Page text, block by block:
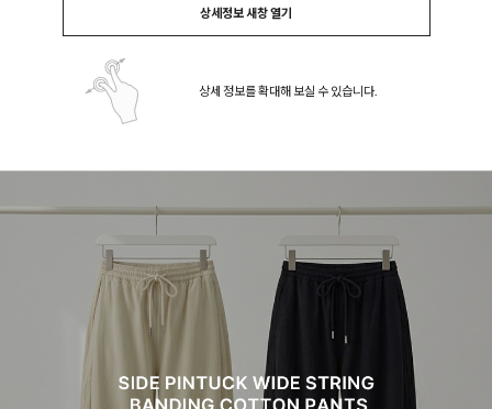
상세정보 새창 열기
상세 정보를 확대해 보실 수 있습니다.